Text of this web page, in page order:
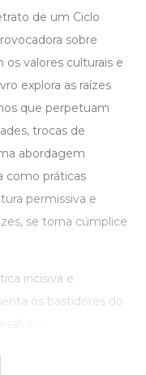
de um Ciclo
sobre
valores culturais e
explora as raízes
que perpetuam
trocas de
abordagem
como práticas
permissiva e
se torna cúmplice
incisiva e
os bastidores do